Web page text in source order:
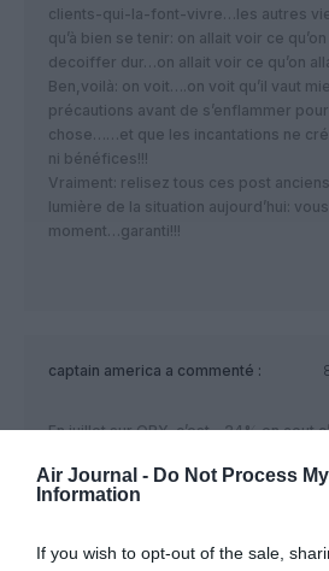
Air Journal - Do Not Process
Information
If you wish to opt-out of the sale,
clients-qui-la-font-vivre…les autres
qu’à bien se tenir: on allait voir ce
decoiffer dur…on allait voir ce qu’on
Ben,voilà: on voit….on voit qu’il vaut
précautions avant de s’enflammer
chose……et que les incantations ne
ni bénéfices!!!
Vraiment: relisez tous ces post
lumière de la situation aujourd’hui:
moment…garanti!!!
captain america a commenté :
En juillet sur ORY, c’est – 24% en aout
ce faisceau, on est loin des
la situation géopolitique explique la
Transaéro opérait sur les mois de juin
exploité sur la ligne…